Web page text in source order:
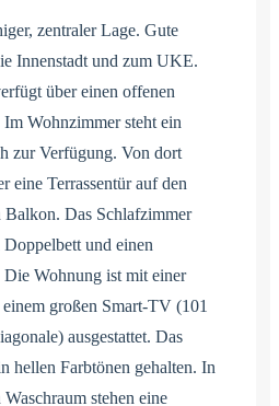
zentraler Lage. Gute
Innenstadt und zum UKE.
über einen offenen
Wohnzimmer steht ein
zur Verfügung. Von dort
eine Terrassentür auf den
Balkon. Das Schlafzimmer
und einen
Wohnung ist mit einer
großen Smart-TV (101
ausgestattet. Das
hellen Farbtönen gehalten. In
Waschraum stehen eine